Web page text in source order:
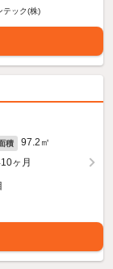
ック(株)
積 97.2㎡
ヶ月